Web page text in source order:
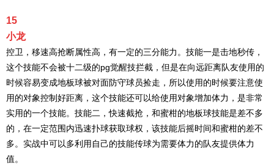
15
小龙
控卫，移速高抢断属性高，有一定的三分能力。技能一是击地秒传，
这个技能不会被十二级的pg觉醒技拦截，但是在向远距离队友使用的
时候容易变成地板球被对面防守球员捡走，所以使用的时候要注意使
用的对象控制好距离，这个技能还可以给使用对象增加体力，是非常
实用的一个技能。技能二，快速截抢，和蜜柑的地板球技能是差不多
的，在一定范围内迅速扑球获取球权，该技能后摇时间和蜜柑的差不
多。实战中可以多利用自己的技能传球为需要体力的队友提供体力
值。